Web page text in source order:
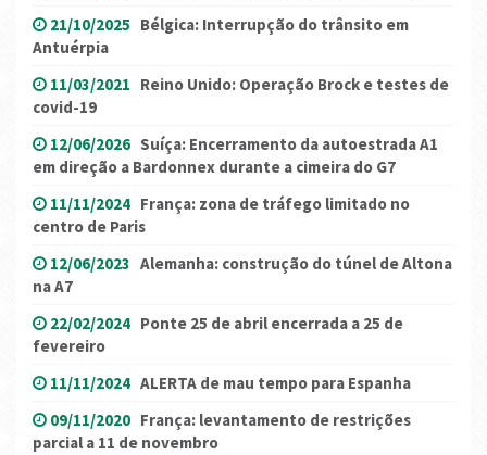
21/10/2025 Bélgica: Interrupção do trânsito em
Antuérpia
11/03/2021 Reino Unido: Operação Brock e testes de
covid-19
12/06/2026 Suíça: Encerramento da autoestrada A1
em direção a Bardonnex durante a cimeira do G7
11/11/2024 França: zona de tráfego limitado no
centro de Paris
12/06/2023 Alemanha: construção do túnel de Altona
na A7
22/02/2024 Ponte 25 de abril encerrada a 25 de
fevereiro
11/11/2024 ALERTA de mau tempo para Espanha
09/11/2020 França: levantamento de restrições
parcial a 11 de novembro